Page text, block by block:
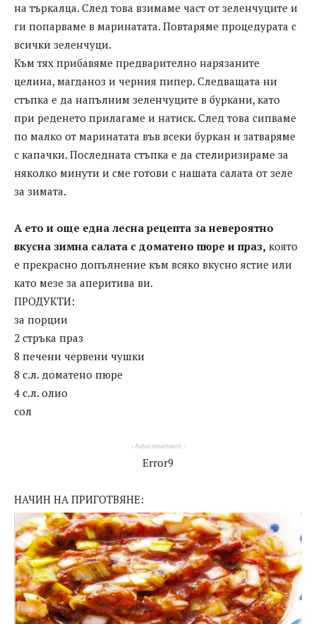
на търкалца. След това взимаме част от зеленчуците и
ги попарваме в маринатата. Повтаряме процедурата с
всички зеленчуци.
Към тях прибавяме предварително нарязаните
целина, магданоз и черния пипер. Следващата ни
стъпка е да напълним зеленчуците в буркани, като
при реденето прилагаме и натиск. След това сипваме
по малко от маринатата във всеки буркан и затваряме
с капачки. Последната стъпка е да стелиризираме за
няколко минути и сме готови с нашата салата от зеле
за зимата.
А ето и още една лесна рецепта за невероятно
вкусна зимна салата с доматено пюре и праз, която
е прекрасно допълнение към всяко вкусно ястие или
като мезе за аперитива ви.
ПРОДУКТИ:
за порции
2 стръка праз
8 печени червени чушки
8 с.л. доматено пюре
4 с.л. олио
сол
- Advertisement -
Error9
НАЧИН НА ПРИГОТВЯНЕ: